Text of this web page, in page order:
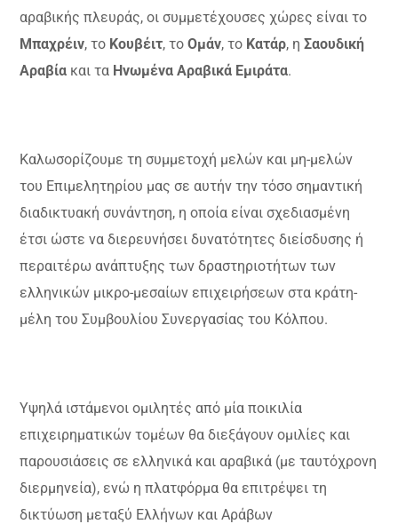
αραβικής πλευράς, οι συμμετέχουσες χώρες είναι το
Μπαχρέιν, το Κουβέιτ, τοΟμάν, το Κατάρ, ηΣαουδική
Αραβία και τα Ηνωμένα Αραβικά Εμιράτα.
Καλωσορίζουμε τη συμμετοχή μελών και μη-μελών
του Επιμελητηρίου μας σε αυτήν την τόσο σημαντική
διαδικτυακή συνάντηση, η οποία είναι σχεδιασμένη
έτσι ώστε να διερευνήσει δυνατότητες διείσδυσης ή
περαιτέρω ανάπτυξης των δραστηριοτήτων των
ελληνικών μικρο-μεσαίων επιχειρήσεων στα κράτη-
μέλη του Συμβουλίου Συνεργασίας του Κόλπου.
Υψηλά ιστάμενοι ομιλητές από μία ποικιλία
επιχειρηματικών τομέων θα διεξάγουν ομιλίες και
παρουσιάσεις σε ελληνικά και αραβικά (με ταυτόχρονη
διερμηνεία), ενώ η πλατφόρμα θα επιτρέψει τη
δικτύωση μεταξύ Ελλήνων και Αράβων